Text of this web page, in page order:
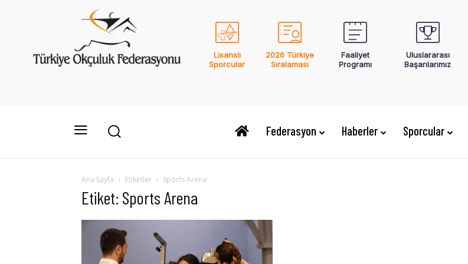
Lisanslı
Sporcular
2026 Türkiye
Sıralaması
Faaliyet
Programı
Uluslararası
Başarılarımız
Federasyon Haberler Sporcular
Ana Sayfa Etiketler Sports Arena
Etiket: Sports Arena